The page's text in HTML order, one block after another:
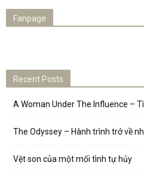
Fanpage
Recent Posts
A Woman Under The Influence –
The Odyssey – Hành trình trở về
Vệt son của một mối tình tự hủy